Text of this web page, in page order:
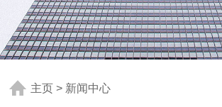
主页 > 新闻中心